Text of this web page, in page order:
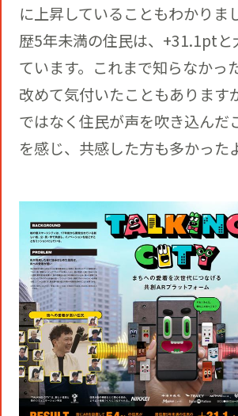
に上昇していることもわかりま
歴5年未満の住民は、+31.1ptと
ています。これまで知らなかっ
改めて気付いたこともあります
ではなく住民が声を吹き込んだ
を感じ、共感した方も多かった